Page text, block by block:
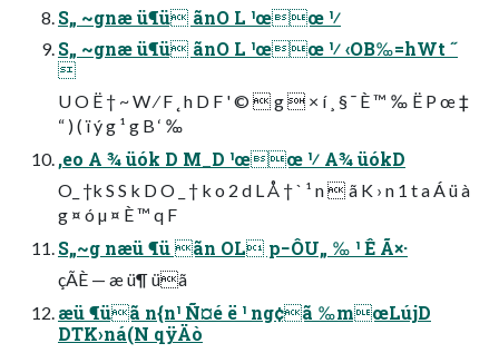
S„ ~gnæ ü¶ü ãnO L ¹œœ ¹⁄
S„ ~gnæ ü¶ü ãnO L ¹œœ ¹⁄ ‹OB‰=hWt ˝

U O Ë † ~ W ⁄ F ˛ h D F ' ©  g  × í ¸ § ¯ È ™ ‰ Ë P œ ‡
“ ) ( ï ý g ¹ g B ‘ ‰
,eo A ¾ üók D M_D ¹œœ ¹⁄ A¾ üókD
O_ †k S S k D O _ † k o 2 d L Å † ` ¹ n  ã K › n 1 t a Á ü à
g ¤ ó µ ¤ È ™ q F
S„~g næü ¶ü ãn OL p−ÔU„ ‰ ¹ Ê Ã×·
çÃÈ — æ ü¶ üã
æü ¶üã n{n¹ Ñ¤é ë ¹ ng¢ã ‰mœLújD
DTK›ná(N qÿÄò